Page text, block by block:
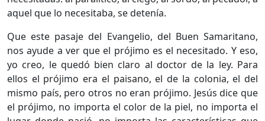
aquel que lo necesitaba, se detenía.
Que este pasaje del Evangelio, del Buen Samaritano,
nos ayude a ver que el prójimo es el necesitado. Y eso,
yo creo, le quedó bien claro al doctor de la ley. Para
ellos el prójimo era el paisano, el de la colonia, el del
mismo país, pero otros no eran prójimo. Jesús dice que
el prójimo, no importa el color de la piel, no importa el